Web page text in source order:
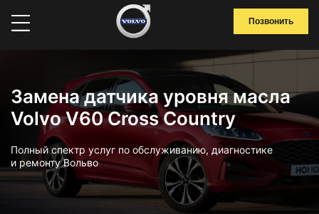
Позвонить
Замена датчика уровня масла
Volvo V60 Cross Country
Полный спектр услуг по обслуживанию, диагностике
и ремонту Вольво